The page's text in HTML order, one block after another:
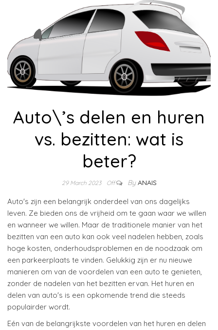
Auto\’s delen en huren
vs. bezitten: wat is
beter?
29 March 2023 Off By ANAIS
Auto's zijn een belangrijk onderdeel van ons dagelijks
leven. Ze bieden ons de vrijheid om te gaan waar we willen
en wanneer we willen. Maar de traditionele manier van het
bezitten van een auto kan ook veel nadelen hebben, zoals
hoge kosten, onderhoudsproblemen en de noodzaak om
een ​​parkeerplaats te vinden. Gelukkig zijn er nu nieuwe
manieren om van de voordelen van een auto te genieten,
zonder de nadelen van het bezitten ervan. Het huren en
delen van auto's is een opkomende trend die steeds
populairder wordt.
Eén van de belangrijkste voordelen van het huren en delen